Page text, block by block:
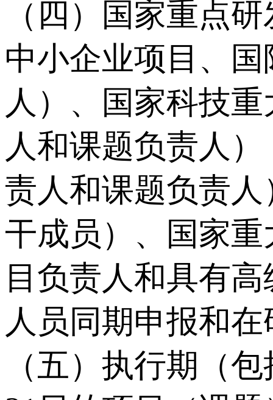
（四）国家重点
中小企业项目、
人）、国家科技
人和课题负责人
责人和课题负责
干成员）、国家
目负责人和具有
人员同期申报和
（五）执行期（